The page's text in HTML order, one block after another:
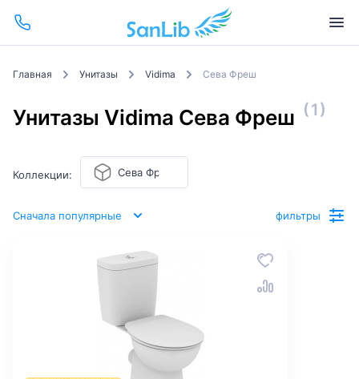
Главная Унитазы Vidima Сева Фреш
Унитазы Vidima Сева Фреш (1)
Коллекции: Сева Фреш
Сначала популярные фильтры